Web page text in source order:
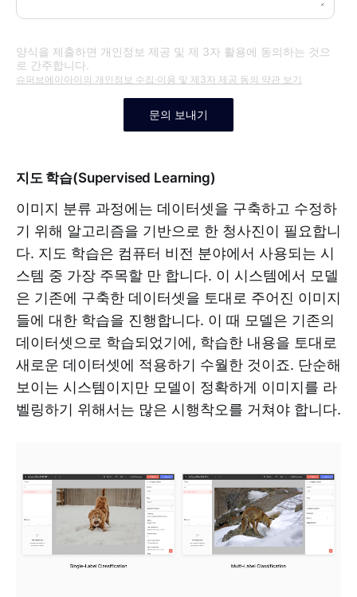
양식을 제출하면 개인정보 제공 및 제 3자 활용에 동의하는 것으
로 간주합니다.
슈퍼브에이아이의 개인정보 수집·이용 및 제3자 제공 동의 약관 보기
지도 학습(Supervised Learning)
이미지 분류 과정에는 데이터셋을 구축하고 수정하
기 위해 알고리즘을 기반으로 한 청사진이 필요합니
다. 지도 학습은 컴퓨터 비전 분야에서 사용되는 시
스템 중 가장 주목할 만 합니다. 이 시스템에서 모델
은 기존에 구축한 데이터셋을 토대로 주어진 이미지
들에 대한 학습을 진행합니다. 이 때 모델은 기존의
데이터셋으로 학습되었기에, 학습한 내용을 토대로
새로운 데이터셋에 적용하기 수월한 것이죠. 단순해
보이는 시스템이지만 모델이 정확하게 이미지를 라
벨링하기 위해서는 많은 시행착오를 거쳐야 합니다.